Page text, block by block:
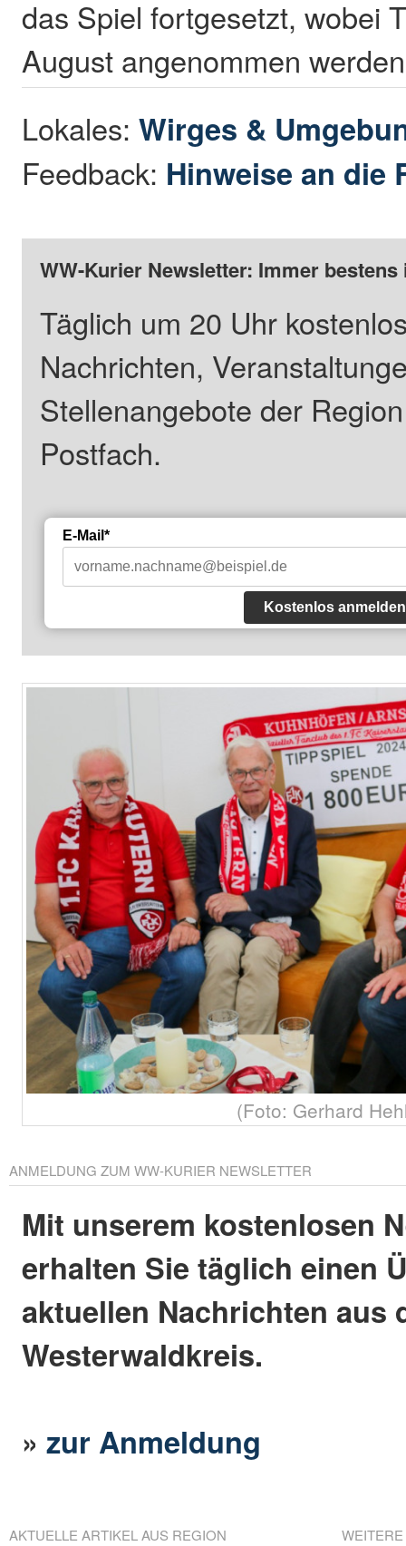
das Spiel fortgesetzt, wobei
August angenommen
Lokales:Wirges &
Feedback: Hinweise an die
WW-Kurier Newsletter: Immer
Täglich um 20 Uhr
Nachrichten,
Stellenangebote der
Postfach.
E-Mail*
Kostenlos anmelden
(Foto: Gerhard
ANMELDUNG ZUM WW-KURIER NEWSLETTER
Mit unserem kostenlosen
erhalten Sie täglich einen
aktuellen Nachrichten aus
Westerwaldkreis.
»zur Anmeldung
AKTUELLE ARTIKEL AUS REGION